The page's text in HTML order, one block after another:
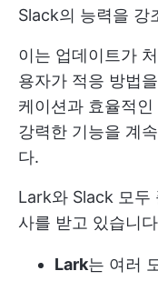
Slack의 능력을 강
이는 업데이트가
용자가 적응 방법
케이션과 효율적
강력한 기능을 계
다.
Lark와 Slack 모두
사를 받고 있습니
Lark는 여러